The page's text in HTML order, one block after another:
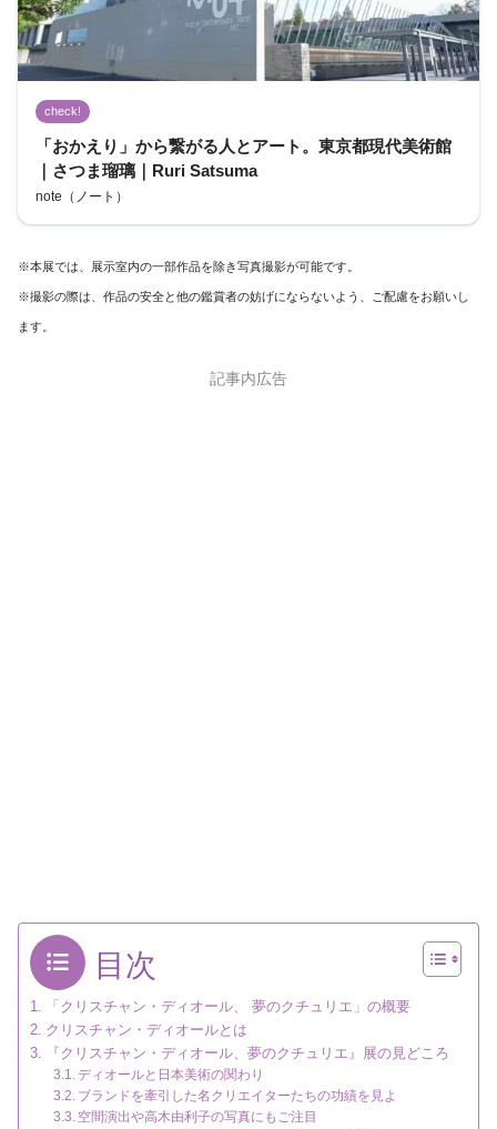
check!
「おかえり」から繋がる人とアート。東京都現代美術館
｜さつま瑠璃｜Ruri Satsuma
note（ノート）
※本展では、展示室内の一部作品を除き写真撮影が可能です。
※撮影の際は、作品の安全と他の鑑賞者の妨げにならないよう、ご配慮をお願いし
ます。
記事内広告
目次
「クリスチャン・ディオール、 夢のクチュリエ」の概要
クリスチャン・ディオールとは
『クリスチャン・ディオール、夢のクチュリエ』展の見どころ
ディオールと日本美術の関わり
ブランドを牽引した名クリエイターたちの功績を見よ
空間演出や高木由利子の写真にもご注目